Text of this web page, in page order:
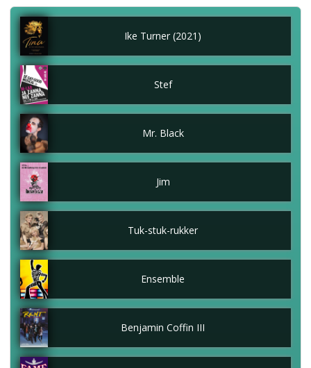
Ike Turner (2021)
Stef
Mr. Black
Jim
Tuk-stuk-rukker
Ensemble
Benjamin Coffin III